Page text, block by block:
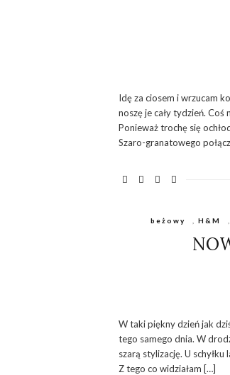
Idę za ciosem i wrzucam
noszę je cały tydzień. Coś
Ponieważ trochę się
Szaro-granatowego
beżowy ,H&M
W taki piękny dzień jak
tego samego dnia. W
szarą stylizację. U
Z tego co widziałam […]